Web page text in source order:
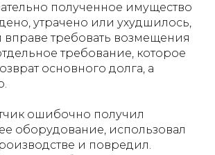
полученное имущество
утрачено или ухудшилось,
требовать возмещения
требование, которое
основного долга, а
ошибочно получил
оборудование, использовал
и повредил.